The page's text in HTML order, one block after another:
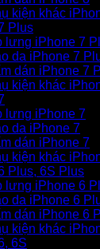
kiện khác
Plus
lưng iPhone 7
da iPhone 7
dán iPhone 7
kiện khác
lưng iPhone 7
da iPhone 7
dán iPhone 7
kiện khác
Plus, 6S Plus
lưng iPhone 6
da iPhone 6
dán iPhone 6
kiện khác
6S